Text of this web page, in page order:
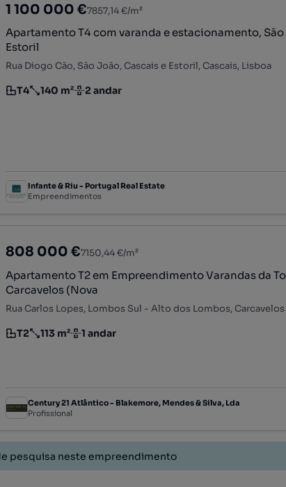
1 100 000 €7857,14 €/m²
Apartamento T4 com varanda e estacionamento,
Estoril
Rua Diogo Cão, São João, Cascais e Estoril, Cascais, Lisboa
Tipologia
T4
Preço por metro quadrado
140 m²
Andar 2 andar
Infante & Riu - Portugal Real Estate
Empreendimentos
808 000 €7150,44 €/m²
Apartamento T2 em Empreendimento Varandas da
Carcavelos (Nova
Tipologia
T2
Preço por metro quadrado
113 m²
Andar 1 andar
Century 21 Atlântico - Blakemore, Mendes & Silva, Lda
Profissional
pesquisa neste empreendimento